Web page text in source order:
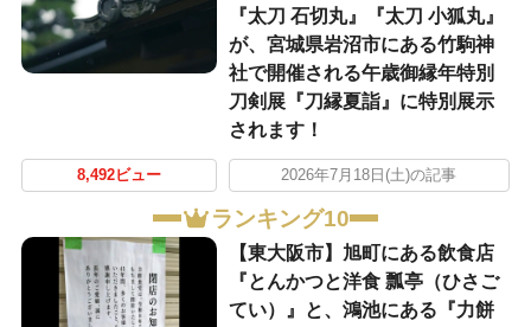
『太刀 石切丸』『太刀 小狐丸』
が、宮城県岩沼市にある竹駒神
社で開催される午歳御縁年特別
刀剣展『刀縁夏詣』に特別展示
されます！
8,492ビュー 2026年7月18日(土)の記事
ランキング10
【東大阪市】旭町にある飲食店
『とんかつと洋食 瓢亭（ひさご
てい）』と、鴻池にある『力餅